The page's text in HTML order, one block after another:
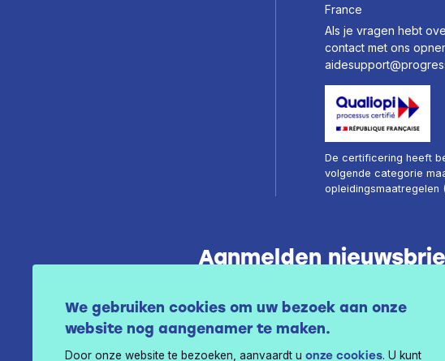
France
Als je vragen hebt
contact met ons
De certificering heeft
volgende categorie
opleidingsmaatregelen
Aanmelden
We gebruiken cookies om uw bezoek aan onze
website nog aangenamer te maken.
Door onze website te bezoeken, aanvaardt u onze cookies. U kunt